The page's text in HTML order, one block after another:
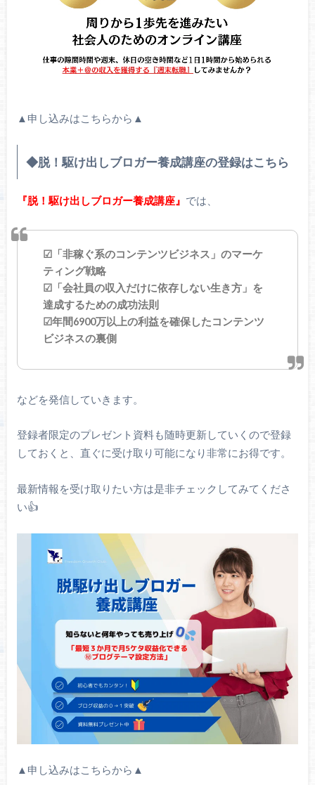
▲申し込みはこちらから▲
◆脱！駆け出しブロガー養成講座の登録はこちら
『脱！駆け出しブロガー養成講座』 では、
☑「非稼ぐ系のコンテンツビジネス」のマーケ
ティング戦略
☑「会社員の収入だけに依存しない生き方」を
達成するための成功法則
☑年間6900万以上の利益を確保したコンテンツ
ビジネスの裏側
などを発信していきます。
登録者限定のプレゼント資料も随時更新していくので登録
しておくと、直ぐに受け取り可能になり非常にお得です。
最新情報を受け取りたい方は是非チェックしてみてくださ
い👍
▲申し込みはこちらから▲